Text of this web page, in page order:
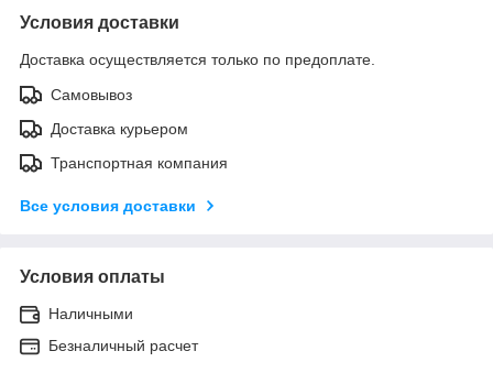
Условия доставки
Доставка осуществляется только по предоплате.
Самовывоз
Доставка курьером
Транспортная компания
Все условия доставки
Условия оплаты
Наличными
Безналичный расчет